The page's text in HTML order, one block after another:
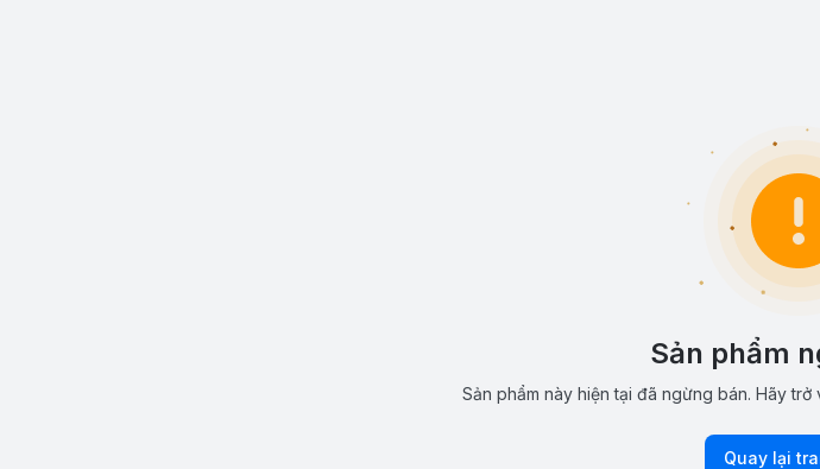
Sản phẩm
Sản phẩm này hiện tại đã ngừng bán. Hãy
Quay lại